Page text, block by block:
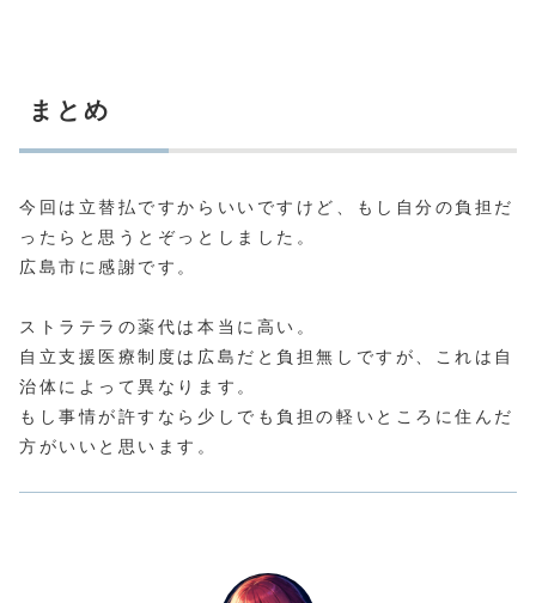
まとめ
今回は立替払ですからいいですけど、もし自分の負担だ
ったらと思うとぞっとしました。
広島市に感謝です。
ストラテラの薬代は本当に高い。
自立支援医療制度は広島だと負担無しですが、これは自
治体によって異なります。
もし事情が許すなら少しでも負担の軽いところに住んだ
方がいいと思います。